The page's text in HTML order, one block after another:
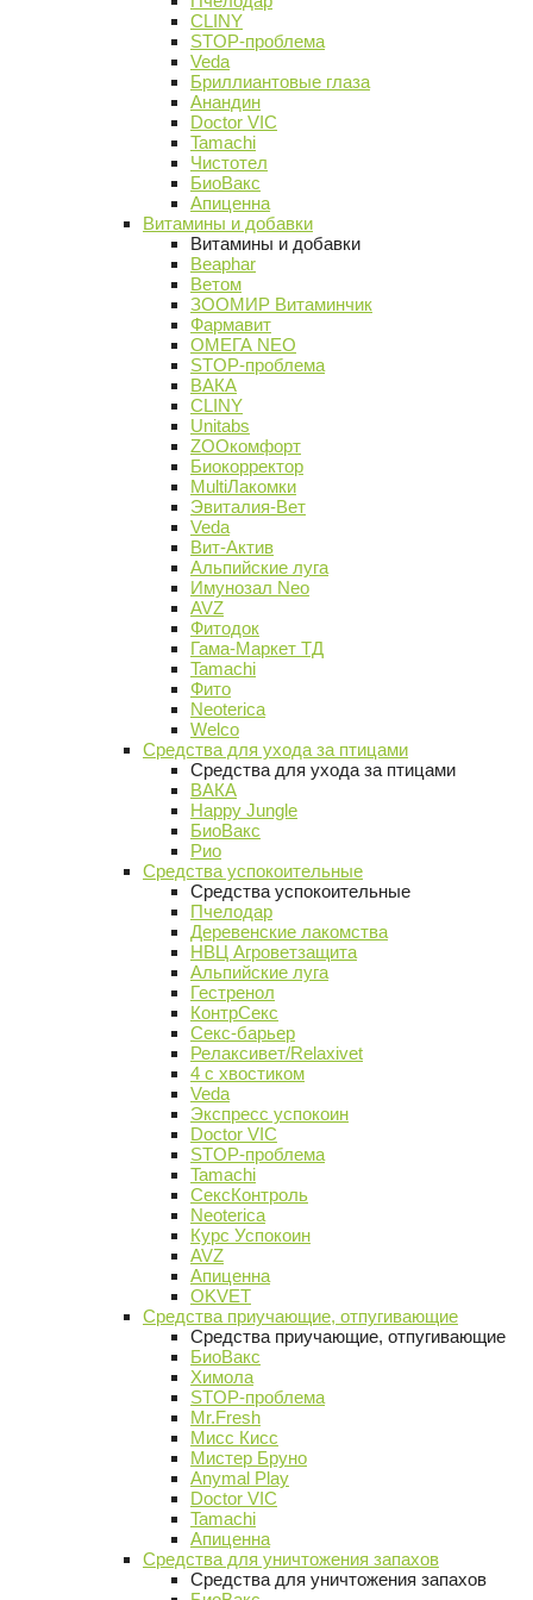
CLINY
STOP-проблема
Veda
Бриллиантовые глаза
Анандин
Doctor VIC
Tamachi
Чистотел
БиоВакс
Апиценна
Витамины и добавки
Витамины и добавки
Beaphar
Ветом
ЗООМИР Витаминчик
Фармавит
ОМЕГА NEO
STOP-проблема
ВАКА
CLINY
Unitabs
ZOOкомфорт
Биокорректор
MultiЛакомки
Эвиталия-Вет
Veda
Вит-Актив
Альпийские луга
Имунозал Neo
AVZ
Фитодок
Гама-Маркет ТД
Tamachi
Фито
Neoterica
Welco
Средства для ухода за птицами
Средства для ухода за птицами
ВАКА
Happy Jungle
БиоВакс
Рио
Средства успокоительные
Средства успокоительные
Пчелодар
Деревенские лакомства
НВЦ Агроветзащита
Альпийские луга
Гестренол
КонтрСекс
Секс-барьер
Релаксивет/Relaxivet
4 с хвостиком
Veda
Экспресс успокоин
Doctor VIC
STOP-проблема
Tamachi
СексКонтроль
Neoterica
Курс Успокоин
AVZ
Апиценна
OKVET
Средства приучающие, отпугивающие
Средства приучающие, отпугивающие
БиоВакс
Химола
STOP-проблема
Mr.Fresh
Мисс Кисс
Мистер Бруно
Anymal Play
Doctor VIC
Tamachi
Апиценна
Средства для уничтожения запахов
Средства для уничтожения запахов